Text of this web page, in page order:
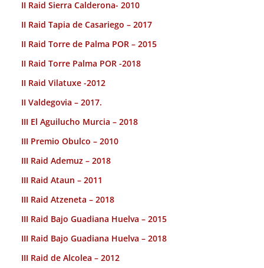
II Raid Sierra Calderona- 2010
II Raid Tapia de Casariego – 2017
II Raid Torre de Palma POR – 2015
II Raid Torre Palma POR -2018
II Raid Vilatuxe -2012
II Valdegovia – 2017.
III El Aguilucho Murcia – 2018
III Premio Obulco – 2010
III Raid Ademuz – 2018
III Raid Ataun – 2011
III Raid Atzeneta – 2018
III Raid Bajo Guadiana Huelva – 2015
III Raid Bajo Guadiana Huelva – 2018
III Raid de Alcolea – 2012